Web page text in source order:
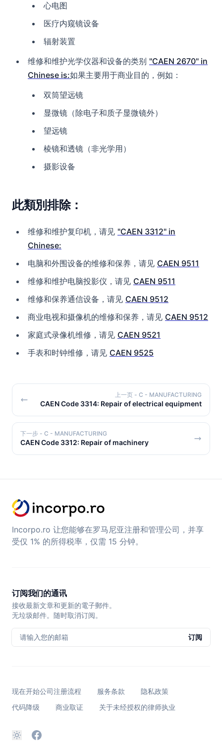
心电图
医疗内窥镜设备
辐射装置
维修和维护光学仪器和设备的类别 "CAEN 2670" in
Chinese is:如果主要用于商业目的，例如：
双筒望远镜
显微镜（除电子和质子显微镜外）
望远镜
棱镜和透镜（非光学用）
摄影设备
此類別排除：
维修和维护复印机，请见 "CAEN 3312" in
Chinese:
电脑和外围设备的维修和保养，请见 CAEN 9511
维修和维护电脑投影仪，请见 CAEN 9511
维修和保养通信设备，请见 CAEN 9512
商业电视和摄像机的维修和保养，请见 CAEN 9512
家庭式录像机维修，请见 CAEN 9521
手表和时钟维修，请见 CAEN 9525
上一页 - C - MANUFACTURING
CAEN Code 3314: Repair of electrical equipment
下一步 - C - MANUFACTURING
CAEN Code 3312: Repair of machinery
Incorpo.ro 让您能够在罗马尼亚注册和管理公司，并享
受仅 1% 的所得税率，仅需 15 分钟。
订阅我们的通讯
接收最新文章和更新的電子郵件。
无垃圾邮件。随时取消订阅。
请输入您的邮箱 订阅
现在开始公司注册流程 服务条款
隐私政策
代码降级
商业取证 关于未经授权的律师执业